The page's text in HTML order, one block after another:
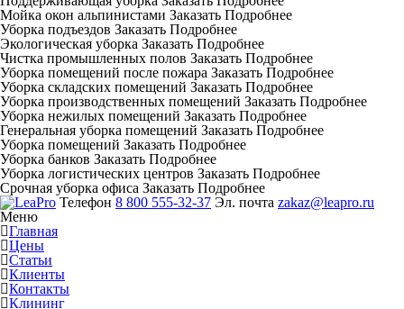
Мойка окон альпинистами Заказать Подробнее
Уборка подъездов Заказать Подробнее
Экологическая уборка Заказать Подробнее
Чистка промышленных полов Заказать Подробнее
Уборка помещений после пожара Заказать Подробнее
Уборка складских помещений Заказать Подробнее
Уборка производственных помещений Заказать Подробнее
Уборка нежилых помещений Заказать Подробнее
Генеральная уборка помещений Заказать Подробнее
Уборка помещений Заказать Подробнее
Уборка банков Заказать Подробнее
Уборка логистических центров Заказать Подробнее
Срочная уборка офиса Заказать Подробнее
Телефон 8 800 555-32-37 Эл. почта zakaz@leapro.ru
Меню
Главная
Цены
Статьи
Клиенты
Контакты
Клининг